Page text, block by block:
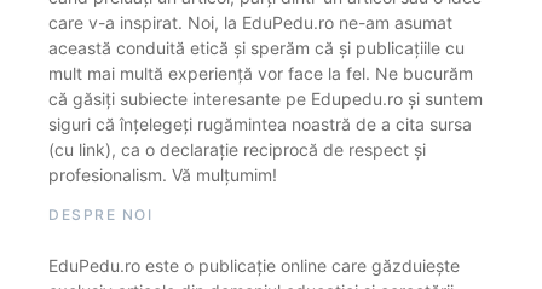
care v-a inspirat. Noi, la EduPedu.ro ne-am asumat
această conduită etică și sperăm că și publicațiile cu
mult mai multă experiență vor face la fel. Ne bucurăm
că găsiți subiecte interesante pe Edupedu.ro și suntem
siguri că înțelegeți rugămintea noastră de a cita sursa
(cu link), ca o declarație reciprocă de respect și
profesionalism. Vă mulțumim!
DESPRE NOI
EduPedu.ro este o publicație online care găzduiește